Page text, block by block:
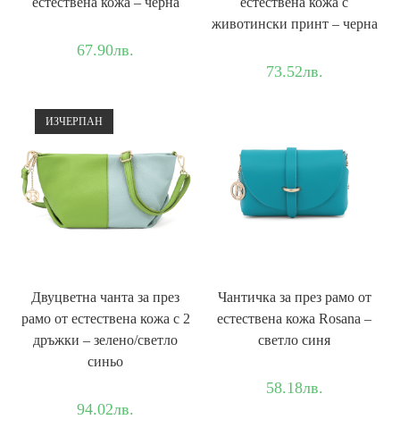
67.90лв.
животински принт – черна
73.52лв.
ИЗЧЕРПАН
Двуцветна чанта за през
рамо от естествена кожа с 2
дръжки – зелено/светло
синьо
94.02лв.
Чантичка за през рамо от
естествена кожа Rosana –
светло синя
58.18лв.